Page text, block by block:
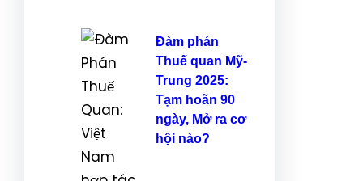
Đàm phán
Thuế quan Mỹ-
Trung 2025:
Tạm hoãn 90
ngày, Mở ra cơ
hội nào?